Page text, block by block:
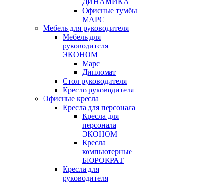
ДИНАМИКА
Офисные тумбы
МАРС
Мебель для руководителя
Мебель для
руководителя
ЭКОНОМ
Марс
Дипломат
Стол руководителя
Кресло руководителя
Офисные кресла
Кресла для персонала
Кресла для
персонала
ЭКОНОМ
Кресла
компьютерные
БЮРОКРАТ
Кресла для
руководителя